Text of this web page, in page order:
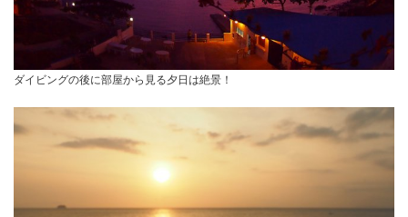
ダイビングの後に部屋から見る夕日は絶景！